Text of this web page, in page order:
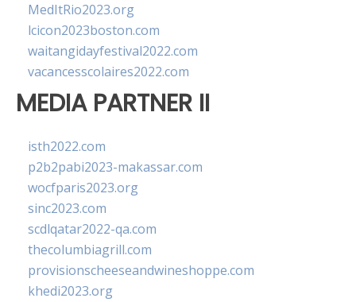
MedItRio2023.org
lcicon2023boston.com
waitangidayfestival2022.com
vacancesscolaires2022.com
MEDIA PARTNER II
isth2022.com
p2b2pabi2023-makassar.com
wocfparis2023.org
sinc2023.com
scdlqatar2022-qa.com
thecolumbiagrill.com
provisionscheeseandwineshoppe.com
khedi2023.org